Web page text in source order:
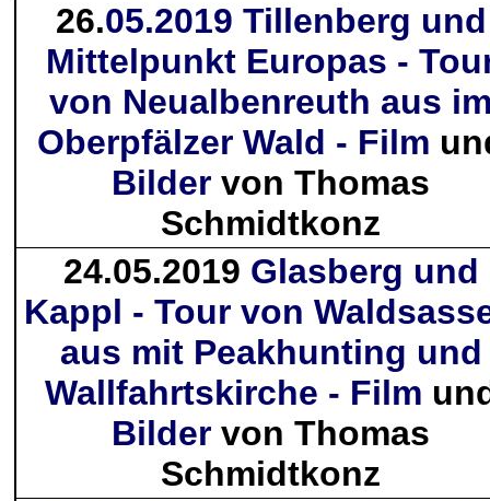
26.05.2019 Tillenberg und
Mittelpunkt Europas -
von Neualbenreuth aus
Oberpfälzer Wald - Film
Bilder von Thomas
Schmidtkonz
24.05.2019 Glasberg und
Kappl - Tour von
aus mit Peakhunting und
Wallfahrtskirche - Film
Bilder von Thomas
Schmidtkonz